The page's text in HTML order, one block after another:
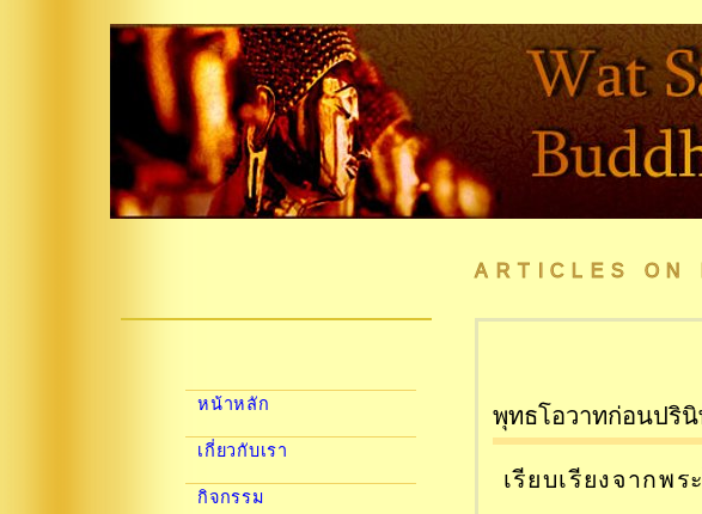
ARTICLES ON
หน้าหลัก
เกี่ยวกับเรา
กิจกรรม
พุทธโอวาทก่อนปริ
เรียบเรียงจากพร